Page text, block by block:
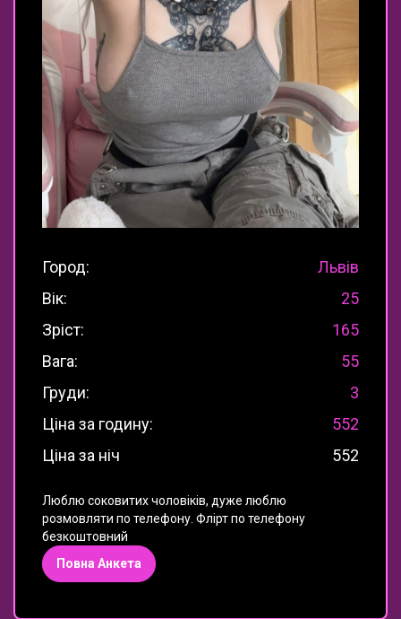
Город:
Львів
Вік:
25
Зріст:
165
Вага:
55
Груди:
3
Ціна за годину:
552
Ціна за ніч
552
Люблю соковитих чоловіків, дуже люблю
розмовляти по телефону. Флірт по телефону
безкоштовний
Повна Анкета